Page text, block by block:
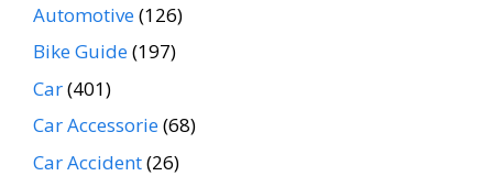
Automotive(126)
Bike Guide(197)
Car(401)
Car Accessorie(68)
Car Accident(26)